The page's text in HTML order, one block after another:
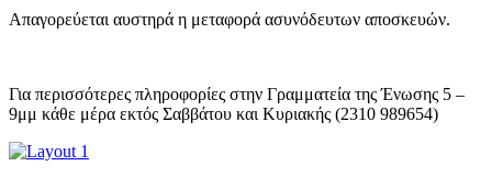
Απαγορεύεται αυστηρά η μεταφορά ασυνόδευτων αποσκευών.
Για περισσότερες πληροφορίες στην Γραμματεία της Ένωσης 5 –
9μμ κάθε μέρα εκτός Σαββάτου και Κυριακής (2310 989654)